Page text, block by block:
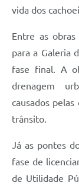
Contato
vida dos
Entre as
para a Galeria
fase final. A
drenagem
causados
trânsito.
Já as pontes
fase de
de Utilidade